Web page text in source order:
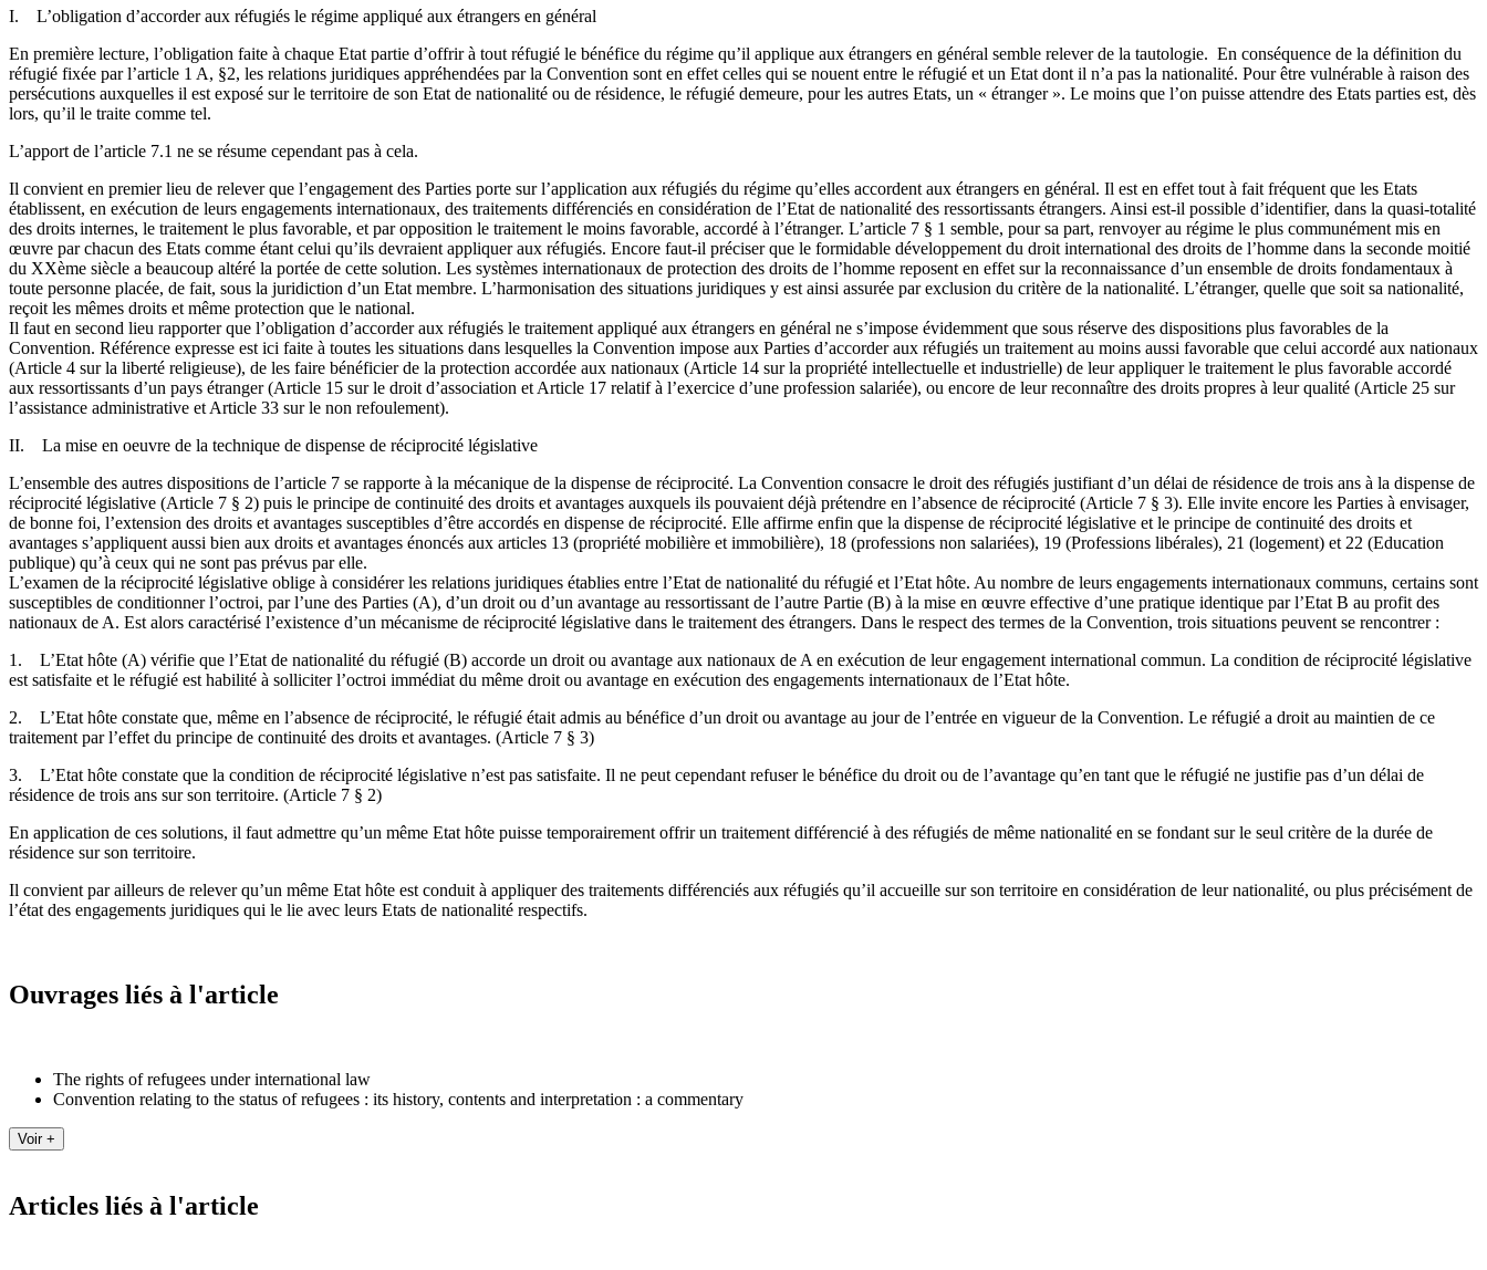
I. L’obligation d’accorder aux réfugiés le régime appliqué aux étrangers en général
En première lecture, l’obligation faite à chaque Etat partie d’offrir à tout réfugié le bénéfice du régime qu’il applique aux étrangers en général semble relever de la tautologie. En conséquence de la définition du
réfugié fixée par l’article 1 A, §2, les relations juridiques appréhendées par la Convention sont en effet celles qui se nouent entre le réfugié et un Etat dont il n’a pas la nationalité. Pour être vulnérable à raison des
persécutions auxquelles il est exposé sur le territoire de son Etat de nationalité ou de résidence, le réfugié demeure, pour les autres Etats, un « étranger ». Le moins que l’on puisse attendre des Etats parties est, dès
lors, qu’il le traite comme tel.
L’apport de l’article 7.1 ne se résume cependant pas à cela.
Il convient en premier lieu de relever que l’engagement des Parties porte sur l’application aux réfugiés du régime qu’elles accordent aux étrangers en général. Il est en effet tout à fait fréquent que les Etats
établissent, en exécution de leurs engagements internationaux, des traitements différenciés en considération de l’Etat de nationalité des ressortissants étrangers. Ainsi est-il possible d’identifier, dans la quasi-totalité
des droits internes, le traitement le plus favorable, et par opposition le traitement le moins favorable, accordé à l’étranger. L’article 7 § 1 semble, pour sa part, renvoyer au régime le plus communément mis en
œuvre par chacun des Etats comme étant celui qu’ils devraient appliquer aux réfugiés. Encore faut-il préciser que le formidable développement du droit international des droits de l’homme dans la seconde moitié
du XXème siècle a beaucoup altéré la portée de cette solution. Les systèmes internationaux de protection des droits de l’homme reposent en effet sur la reconnaissance d’un ensemble de droits fondamentaux à
toute personne placée, de fait, sous la juridiction d’un Etat membre. L’harmonisation des situations juridiques y est ainsi assurée par exclusion du critère de la nationalité. L’étranger, quelle que soit sa nationalité,
reçoit les mêmes droits et même protection que le national.
Il faut en second lieu rapporter que l’obligation d’accorder aux réfugiés le traitement appliqué aux étrangers en général ne s’impose évidemment que sous réserve des dispositions plus favorables de la
Convention. Référence expresse est ici faite à toutes les situations dans lesquelles la Convention impose aux Parties d’accorder aux réfugiés un traitement au moins aussi favorable que celui accordé aux nationaux
(Article 4 sur la liberté religieuse), de les faire bénéficier de la protection accordée aux nationaux (Article 14 sur la propriété intellectuelle et industrielle) de leur appliquer le traitement le plus favorable accordé
aux ressortissants d’un pays étranger (Article 15 sur le droit d’association et Article 17 relatif à l’exercice d’une profession salariée), ou encore de leur reconnaître des droits propres à leur qualité (Article 25 sur
l’assistance administrative et Article 33 sur le non refoulement).
II. La mise en oeuvre de la technique de dispense de réciprocité législative
L’ensemble des autres dispositions de l’article 7 se rapporte à la mécanique de la dispense de réciprocité. La Convention consacre le droit des réfugiés justifiant d’un délai de résidence de trois ans à la dispense de
réciprocité législative (Article 7 § 2) puis le principe de continuité des droits et avantages auxquels ils pouvaient déjà prétendre en l’absence de réciprocité (Article 7 § 3). Elle invite encore les Parties à envisager,
de bonne foi, l’extension des droits et avantages susceptibles d’être accordés en dispense de réciprocité. Elle affirme enfin que la dispense de réciprocité législative et le principe de continuité des droits et
avantages s’appliquent aussi bien aux droits et avantages énoncés aux articles 13 (propriété mobilière et immobilière), 18 (professions non salariées), 19 (Professions libérales), 21 (logement) et 22 (Education
publique) qu’à ceux qui ne sont pas prévus par elle.
L’examen de la réciprocité législative oblige à considérer les relations juridiques établies entre l’Etat de nationalité du réfugié et l’Etat hôte. Au nombre de leurs engagements internationaux communs, certains sont
susceptibles de conditionner l’octroi, par l’une des Parties (A), d’un droit ou d’un avantage au ressortissant de l’autre Partie (B) à la mise en œuvre effective d’une pratique identique par l’Etat B au profit des
nationaux de A. Est alors caractérisé l’existence d’un mécanisme de réciprocité législative dans le traitement des étrangers. Dans le respect des termes de la Convention, trois situations peuvent se rencontrer :
1. L’Etat hôte (A) vérifie que l’Etat de nationalité du réfugié (B) accorde un droit ou avantage aux nationaux de A en exécution de leur engagement international commun. La condition de réciprocité législative
est satisfaite et le réfugié est habilité à solliciter l’octroi immédiat du même droit ou avantage en exécution des engagements internationaux de l’Etat hôte.
2. L’Etat hôte constate que, même en l’absence de réciprocité, le réfugié était admis au bénéfice d’un droit ou avantage au jour de l’entrée en vigueur de la Convention. Le réfugié a droit au maintien de ce
traitement par l’effet du principe de continuité des droits et avantages. (Article 7 § 3)
3. L’Etat hôte constate que la condition de réciprocité législative n’est pas satisfaite. Il ne peut cependant refuser le bénéfice du droit ou de l’avantage qu’en tant que le réfugié ne justifie pas d’un délai de
résidence de trois ans sur son territoire. (Article 7 § 2)
En application de ces solutions, il faut admettre qu’un même Etat hôte puisse temporairement offrir un traitement différencié à des réfugiés de même nationalité en se fondant sur le seul critère de la durée de
résidence sur son territoire.
Il convient par ailleurs de relever qu’un même Etat hôte est conduit à appliquer des traitements différenciés aux réfugiés qu’il accueille sur son territoire en considération de leur nationalité, ou plus précisément de
l’état des engagements juridiques qui le lie avec leurs Etats de nationalité respectifs.
Ouvrages liés à l'article
The rights of refugees under international law
Convention relating to the status of refugees : its history, contents and interpretation : a commentary
Articles liés à l'article